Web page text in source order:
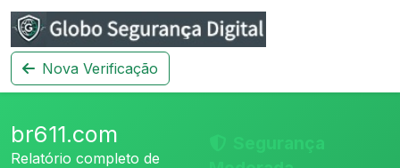
Nova Verificação
br611.com
Relatório completo de